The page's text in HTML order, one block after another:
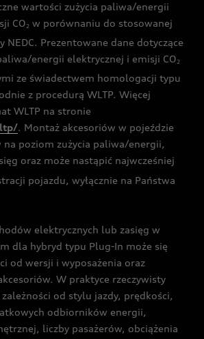
wartości zużycia paliwa/energii
CO2 w porównaniu do stosowanej
Prezentowane dane dotyczące
energii elektrycznej i emisji CO2
ze świadectwem homologacji typu
z procedurą WLTP. Więcej
WLTP na stronie
. Montaż akcesoriów w pojeździe
na poziom zużycia paliwa/energii,
oraz może nastąpić najwcześniej
pojazdu, wyłącznie na Państwa
elektrycznych lub zasięg w
dla hybryd typu Plug-In może się
od wersji i wyposażenia oraz
W praktyce rzeczywisty
od stylu jazdy, prędkości,
odbiorników energii,
liczby pasażerów, obciążenia